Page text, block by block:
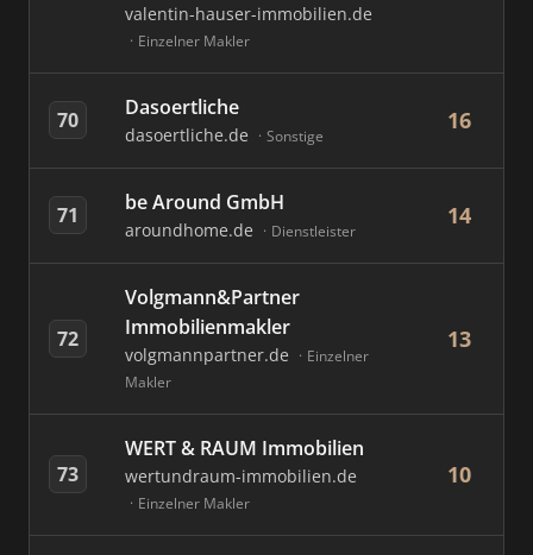
valentin-hauser-immobilien.de
Einzelner Makler
70 Dasoertliche
dasoertliche.de Sonstige
16
71 be Around GmbH
aroundhome.de Dienstleister
14
72
Volgmann&Partner
Immobilienmakler
volgmannpartner.de
Einzelner
Makler
13
73
WERT & RAUM Immobilien
wertundraum-immobilien.de
Einzelner Makler
10